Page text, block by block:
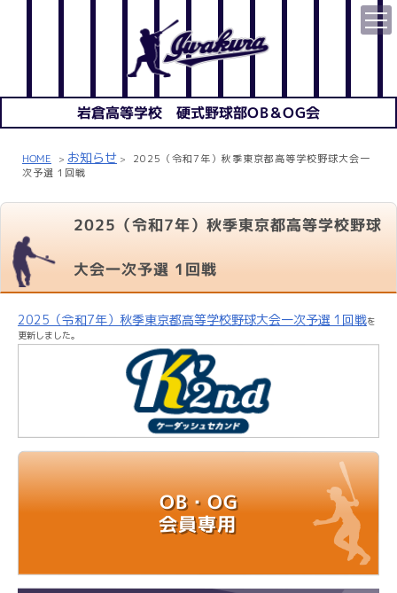
岩倉高等学校 硬式野球部OB＆OG会
HOME > お知らせ >
2025（令和7年）秋季東京都高等学校野球大会一
次予選 1回戦
2025（令和7年）秋季東京都高等学校野球
大会一次予選 1回戦
2025（令和7年）秋季東京都高等学校野球大会一次予選 1回戦を
更新しました。
OB・OG
会員専用